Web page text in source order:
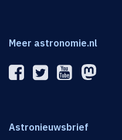
Meer astronomie.nl
Astronieuwsbrief